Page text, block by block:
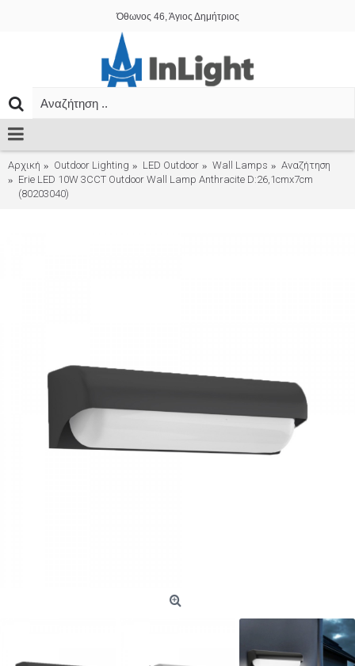
Όθωνος 46, Άγιος Δημήτριος
Αρχική Outdoor Lighting LED Outdoor Wall Lamps
Αναζήτηση
Erie LED 10W 3CCT Outdoor Wall Lamp Anthracite D:26,1cmx7cm
(80203040)